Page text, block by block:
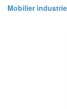
Mobilier